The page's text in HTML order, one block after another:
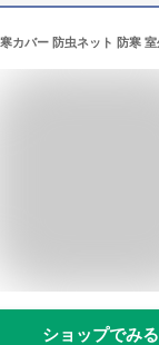
ショップでみる